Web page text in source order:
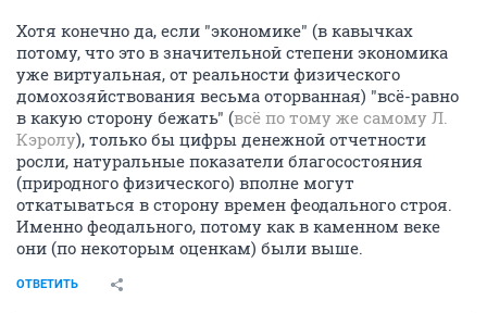
Хотя конечно да, если "экономике" (в кавычках
потому, что это в значительной степени экономика
уже виртуальная, от реальности физического
домохозяйствования весьма оторванная) "всё-равно
в какую сторону бежать" (всё по тому же самому Л.
Кэролу), только бы цифры денежной отчетности
росли, натуральные показатели благосостояния
(природного физического) вполне могут
откатываться в сторону времен феодального строя.
Именно феодального, потому как в каменном веке
они (по некоторым оценкам) были выше.
ОТВЕТИТЬ